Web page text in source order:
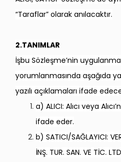
“Taraflar” olarak anılacaktır.
2.TANIMLAR
İşbu Sözleşme’nin
yorumlanmasında aşağıda
yazılı açıklamaları ifade
a) ALICI: Alıcı veya
ifade eder.
b) SATICI/SAĞLAYICI:
İNŞ. TUR. SAN. VE TİC.